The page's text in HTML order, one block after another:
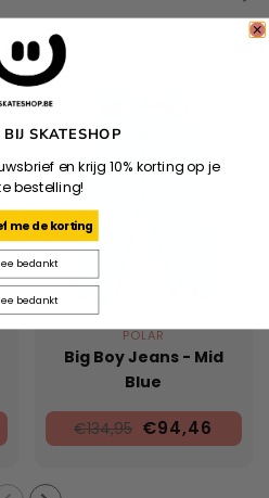
POLAR
Big Boy Jeans - Mid
Blue
€134,95 €94,46
SKATESHOP
en krijg 10% korting op je
bestelling!
me de korting
bedankt
bedankt